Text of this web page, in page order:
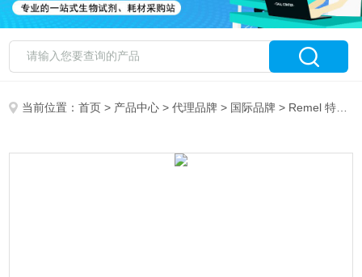
当前位置：首页 > 产品中心 >代理品牌 > 国际品牌 > Remel 特约代理